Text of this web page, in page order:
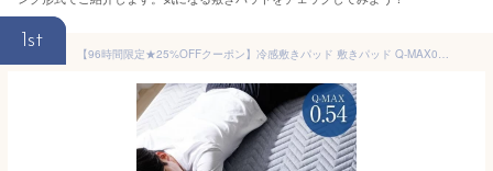
1st
【96時間限定★25%OFFクーポン】冷感敷きパッド 敷きパッド Q-MAX0.54 極涼 夏用 強冷感 冷たさ持続 接触冷感 ひんやり シングル セミダブル ダブル リバーシブル 冷たい 冷感 持続冷感 暑さ対策 ベッドパッド 洗える プレミアム